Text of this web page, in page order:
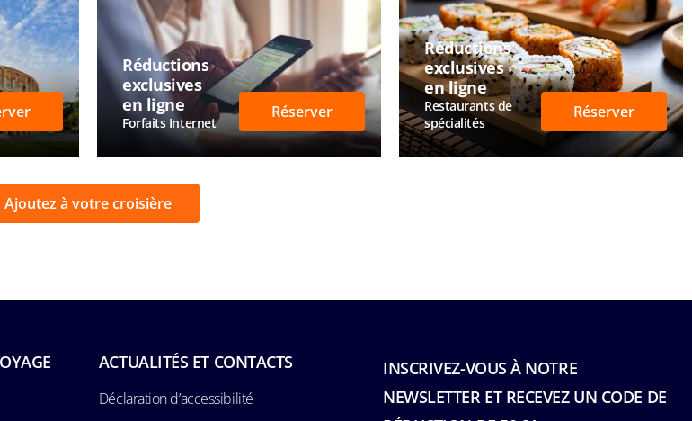
Réductions
exclusives
en ligne
Forfaits Internet
Réserver
Réductions
exclusives
en ligne
Restaurants de
spécialités
Réserver
Ajoutez à votre croisière
INSCRIVEZ-VOUS À NOTRE
NEWSLETTER ET RECEVEZ UN CODE DE
ACTUALITÉS ET CONTACTS
Déclaration d’accessibilité